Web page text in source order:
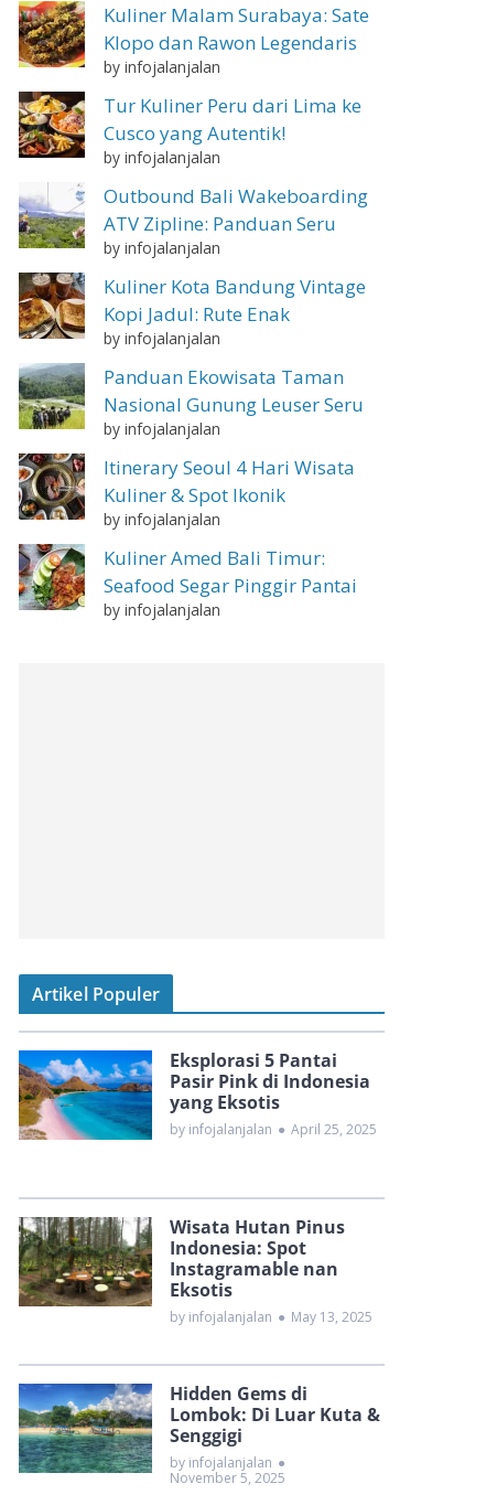
Kuliner Malam Surabaya: Sate
Klopo dan Rawon Legendaris
by infojalanjalan
Tur Kuliner Peru dari Lima ke
Cusco yang Autentik!
by infojalanjalan
Outbound Bali Wakeboarding
ATV Zipline: Panduan Seru
by infojalanjalan
Kuliner Kota Bandung Vintage
Kopi Jadul: Rute Enak
by infojalanjalan
Panduan Ekowisata Taman
Nasional Gunung Leuser Seru
by infojalanjalan
Itinerary Seoul 4 Hari Wisata
Kuliner & Spot Ikonik
by infojalanjalan
Kuliner Amed Bali Timur:
Seafood Segar Pinggir Pantai
by infojalanjalan
Artikel Populer
Eksplorasi 5 Pantai
Pasir Pink di Indonesia
yang Eksotis
by infojalanjalan ● April 25, 2025
Wisata Hutan Pinus
Indonesia: Spot
Instagramable nan
Eksotis
by infojalanjalan ● May 13, 2025
Hidden Gems di
Lombok: Di Luar Kuta &
Senggigi
by infojalanjalan ●
November 5, 2025